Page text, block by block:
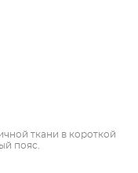
ткани в короткой
пояс.